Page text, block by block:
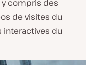
y compris des
de visites du
interactives du